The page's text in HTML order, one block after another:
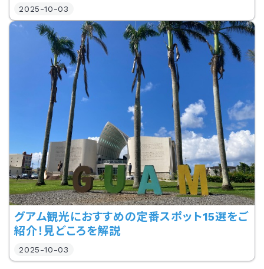
2025-10-03
グアム観光におすすめの定番スポット15選をご
紹介！見どころを解説
2025-10-03